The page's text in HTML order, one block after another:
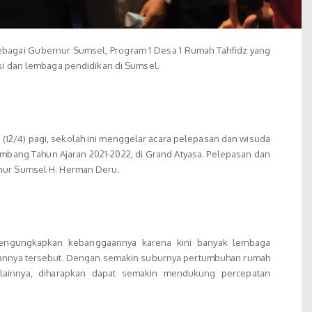
Gubernur Sumsel, Program 1 Desa 1 Rumah Tahfidz yang
dan lembaga pendidikan di Sumsel.
(12/4) pagi, sekolah ini menggelar acara pelepasan dan wisuda
Tahun Ajaran 2021-2022, di Grand Atyasa. Pelepasan dan
Sumsel H. Herman Deru.
kebanggaannya karena kini banyak lembaga
tersebut. Dengan semakin suburnya pertumbuhan rumah
diharapkan dapat semakin mendukung percepatan